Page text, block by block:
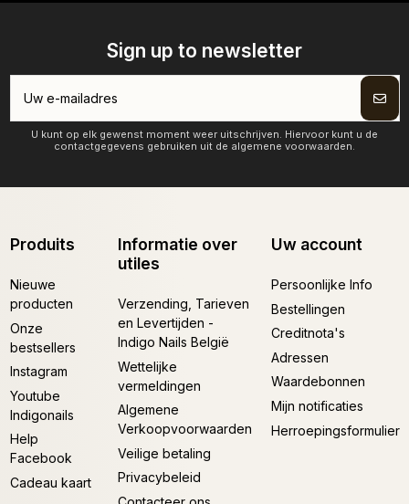
Sign up to newsletter
U kunt op elk gewenst moment weer uitschrijven. Hiervoor kunt u de
contactgegevens gebruiken uit de algemene voorwaarden.
Produits
Nieuwe
producten
Onze
bestsellers
Instagram
Youtube
Indigonails
Help
Facebook
Cadeau kaart
Informatie over
utiles
Verzending, Tarieven
en Levertijden -
Indigo Nails België
Wettelijke
vermeldingen
Algemene
Verkoopvoorwaarden
Veilige betaling
Privacybeleid
Uw account
Persoonlijke Info
Bestellingen
Creditnota's
Adressen
Waardebonnen
Mijn notificaties
Herroepingsformulier